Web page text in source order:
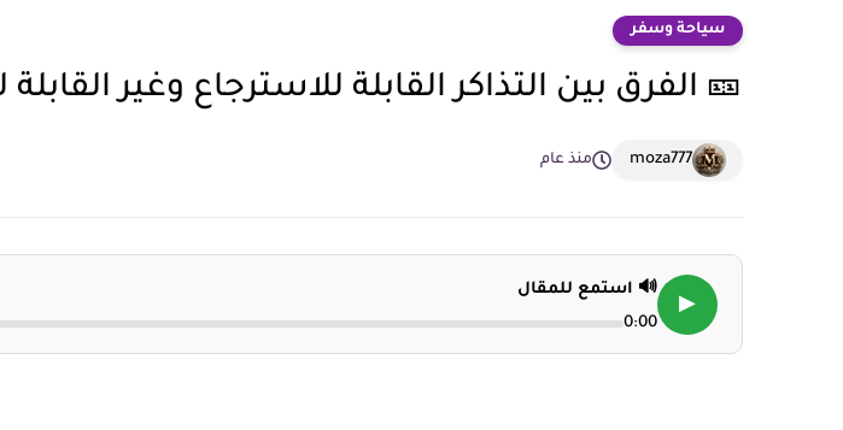
سياحة وسفر
🎫 الفرق بين التذاكر القابلة للاسترجاع وغير
moza777 منذ عام
▶
🔊 استمع للمقال
0:00